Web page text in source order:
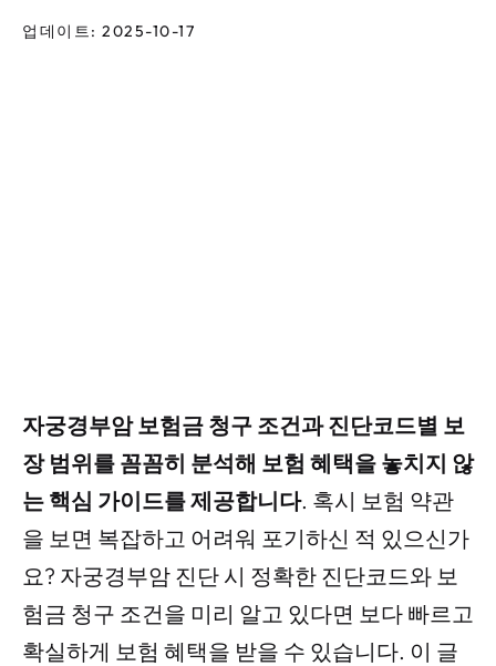
업데이트: 2025-10-17
자궁경부암 보험금 청구 조건과 진단코드별 보
장 범위를 꼼꼼히 분석해 보험 혜택을 놓치지 않
는 핵심 가이드를 제공합니다. 혹시 보험 약관
을 보면 복잡하고 어려워 포기하신 적 있으신가
요? 자궁경부암 진단 시 정확한 진단코드와 보
험금 청구 조건을 미리 알고 있다면 보다 빠르고
확실하게 보험 혜택을 받을 수 있습니다. 이 글